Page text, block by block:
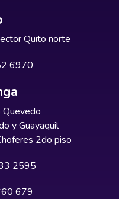
Quito norte
6970
Quevedo
y Guayaquil
2do piso
2595
679